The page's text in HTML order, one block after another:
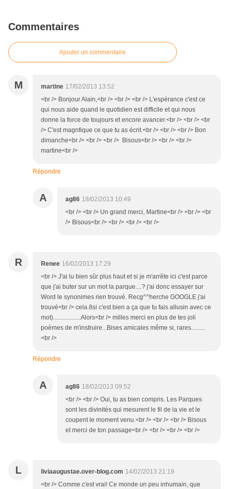
Commentaires
Ajouter un commentaire
M martine 17/02/2013 13:52
<br /> Bonjour Alain,<br /> <br /> <br /> L'espérance c'est ce
qui nous aide quand le quotidien est difficile et qui nous
donne la force de toujours et encore avancer.<br /> <br /> <br
/> C'est magnfique ce que tu as écrit.<br /> <br /> <br /> Bon
dimanche<br /> <br /> <br /> Bisous<br /> <br /> <br />
martine<br />
Répondre
A ag86 18/02/2013 10:49
<br /> <br /> Un grand merci, Martine<br /> <br /> <br
/> Bisous<br /> <br /> <br /> <br />
R Renee 16/02/2013 17:29
<br /> J'ai lu bien sûr plus haut et si je m'arrête ici c'est parce
que j'ai buter sur un mot la parque....? j'ai donc essayer sur
Word le synonimes rien trouvé. Recg^^herche GOOGLE j'ai
trouvé<br /> cela.8si c'est bien a ça que tu fais allusin avec ce
mot)..................Alors<br /> milles merci en plus de tes joli
poèmes de m'instruire...Bises amicales même si, rares.........
<br />
Répondre
A ag86 18/02/2013 09:52
<br /> <br /> Oui, tu as bien compris. Les Parques
sont les divinités qui mesurent le fil de la vie et le
coupent le moment venu.<br /> <br /> <br /> Bisous
et merci de ton passage<br /> <br /> <br /> <br />
L liviaaugustae.over-blog.com 14/02/2013 21:19
<br /> Comme c'est vrai! Ce monde un peu inhumain, que